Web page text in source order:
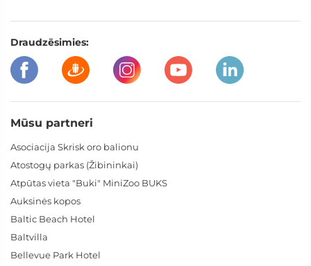
Draudzēsimies:
Mūsu partneri
Asociacija Skrisk oro balionu
Atostogų parkas (Žibininkai)
Atpūtas vieta "Buki" MiniZoo BUKS
Auksinės kopos
Baltic Beach Hotel
Baltvilla
Bellevue Park Hotel